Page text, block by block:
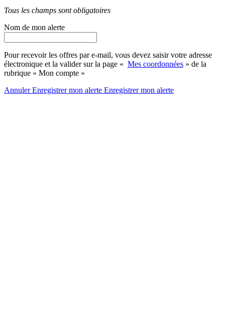
Tous les champs sont obligatoires
Nom de mon alerte
Pour recevoir les offres par e-mail, vous devez saisir votre adresse
électronique et la valider sur la page « Mes coordonnées » de la
rubrique « Mon compte »
AnnulerEnregistrer mon alerte Enregistrermon alerte